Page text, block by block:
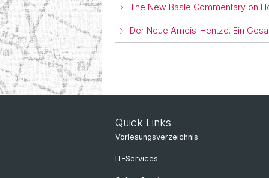
The New Basle Commentary on
Der Neue Ameis-Hentze. Ein
Quick Links
Vorlesungsverzeichnis
IT-Services